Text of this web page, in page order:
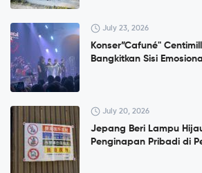
July 23, 2026
Konser”Cafuné"
Bangkitkan Sisi
July 20, 2026
Jepang Beri Lampu
Penginapan Pribadi di